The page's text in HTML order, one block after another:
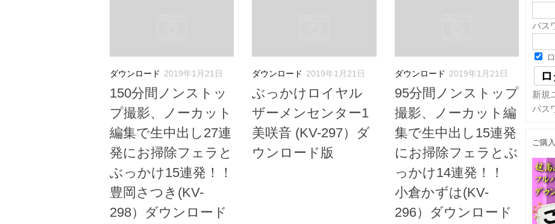
ダウンロード 2019年1月21日
150分間ノンストッ
プ撮影、ノーカット
編集で生中出し27連
発にお掃除フェラと
ぶっかけ15連発！！
豊岡さつき(KV-
298）ダウンロード
ダウンロード 2019年1月21日
ぶっかけロイヤル
ザーメンセンター1
美咲音 (KV-297）ダ
ウンロード版
ダウンロード 2019年1月21日
95分間ノンストップ
撮影、ノーカット編
集で生中出し15連発
にお掃除フェラとぶ
っかけ14連発！！
小倉かずは(KV-
296）ダウンロード
パス
新規
パス
ご購